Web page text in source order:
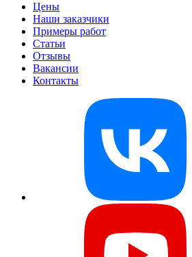
Цены
Наши заказчики
Примеры работ
Статьи
Отзывы
Вакансии
Контакты